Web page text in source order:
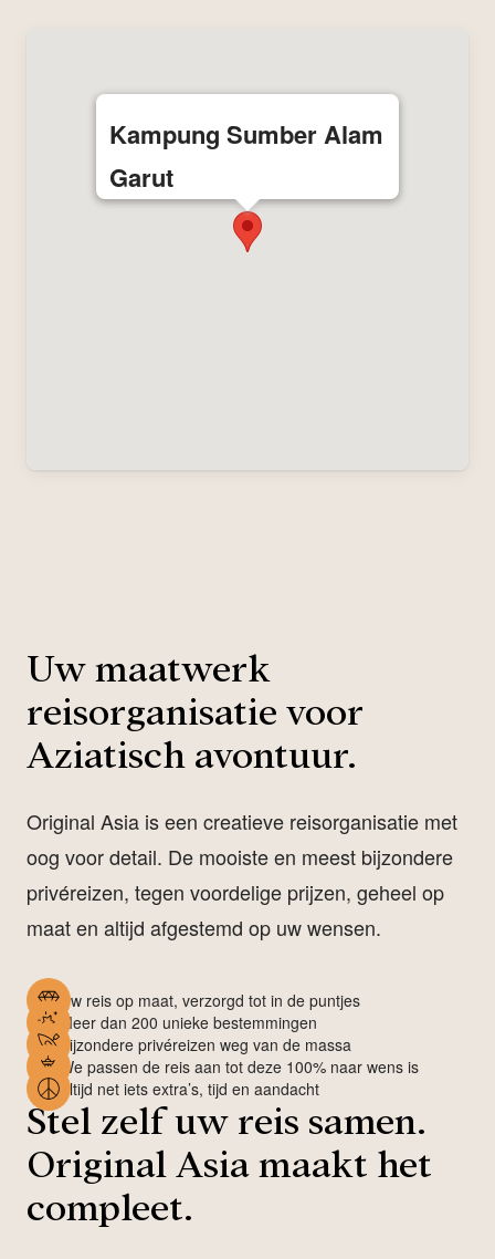
Kampung Sumber Alam
Garut
Uw maatwerk
reisorganisatie voor
Aziatisch avontuur.
Original Asia is een creatieve reisorganisatie met
oog voor detail. De mooiste en meest bijzondere
privéreizen, tegen voordelige prijzen, geheel op
maat en altijd afgestemd op uw wensen.
Uw reis op maat, verzorgd tot in de puntjes
Meer dan 200 unieke bestemmingen
Bijzondere privéreizen weg van de massa
We passen de reis aan tot deze 100% naar wens is
Altijd net iets extra’s, tijd en aandacht
Stel zelf uw reis samen.
Original Asia maakt het
compleet.